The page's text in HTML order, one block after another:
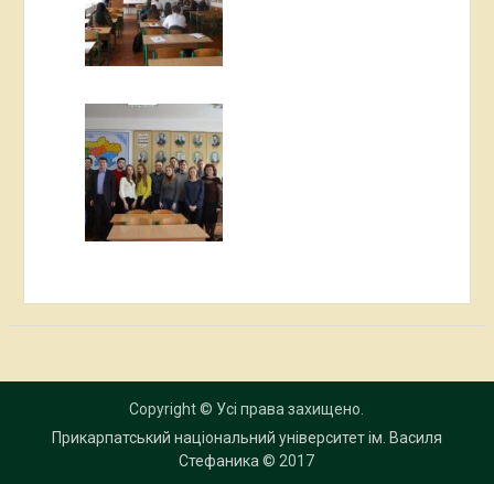
Copyright © Усі права захищено.
Прикарпатський національний університет ім. Василя
Стефаника © 2017